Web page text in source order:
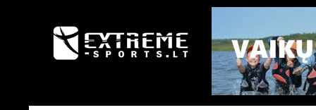
EXTREME-SPORTS.LT